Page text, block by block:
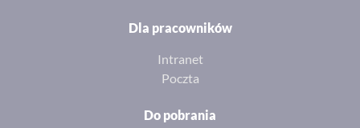
Dla pracowników
Intranet
Poczta
Do pobrania